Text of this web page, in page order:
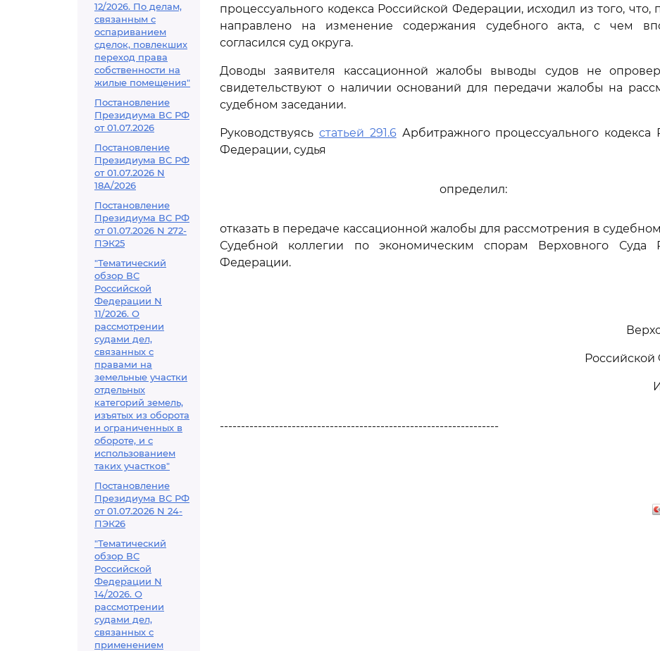
12/2026. По делам,
связанным с
оспариванием
сделок, повлекших
переход права
собственности на
жилые помещения"
Постановление
Президиума ВС РФ
от 01.07.2026
Постановление
Президиума ВС РФ
от 01.07.2026 N
18А/2026
Постановление
Президиума ВС РФ
от 01.07.2026 N 272-
ПЭК25
"Тематический
обзор ВС
Российской
Федерации N
11/2026. О
рассмотрении
судами дел,
связанных с
правами на
земельные участки
отдельных
категорий земель,
изъятых из оборота
и ограниченных в
обороте, и с
использованием
таких участков"
Постановление
Президиума ВС РФ
от 01.07.2026 N 24-
ПЭК26
"Тематический
обзор ВС
Российской
Федерации N
14/2026. О
рассмотрении
судами дел,
связанных с
применением
процессуального кодекса Российской Федерации, исходил из того, что,
направлено на изменение содержания судебного акта, с чем
согласился суд округа.
Доводы заявителя кассационной жалобы выводы судов не
свидетельствуют о наличии оснований для передачи жалобы на
судебном заседании.
Руководствуясь статьей 291.6Арбитражного процессуального кодекса
Федерации, судья
определил:
отказать в передаче кассационной жалобы для рассмотрения в
Судебной коллегии по экономическим спорам Верховного Суда
Федерации.
------------------------------------------------------------------